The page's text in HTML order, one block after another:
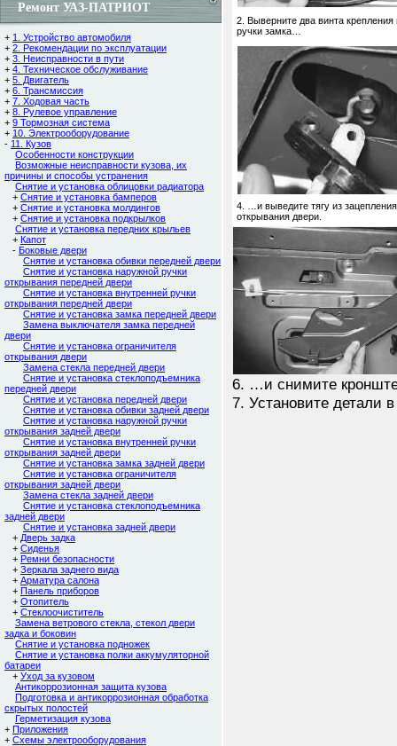
Ремонт УАЗ-ПАТРИОТ
+ 1. Устройство автомобиля
+ 2. Рекомендации по эксплуатации
+ 3. Неисправности в пути
+ 4. Техническое обслуживание
+ 5. Двигатель
+ 6. Трансмиссия
+ 7. Ходовая часть
+ 8. Рулевое управление
+ 9 Тормозная система
+ 10. Электрооборудование
- 11. Кузов
Особенности конструкции
Возможные неисправности кузова, их
причины и способы устранения
Снятие и установка облицовки радиатора
+ Снятие и установка бамперов
+ Снятие и установка молдингов
+ Снятие и установка подкрылков
Снятие и установка передних крыльев
+ Капот
- Боковые двери
Снятие и установка обивки передней двери
Снятие и установка наружной ручки
открывания передней двери
Снятие и установка внутренней ручки
открывания передней двери
Снятие и установка замка передней двери
Замена выключателя замка передней
двери
Снятие и установка ограничителя
открывания двери
Замена стекла передней двери
Снятие и установка стеклоподъемника
передней двери
Снятие и установка передней двери
Снятие и установка обивки задней двери
Снятие и установка наружной ручки
открывания задней двери
Снятие и установка внутренней ручки
открывания задней двери
Снятие и установка замка задней двери
Снятие и установка ограничителя
открывания задней двери
Замена стекла задней двери
Снятие и установка стеклоподъемника
задней двери
Снятие и установка задней двери
+ Дверь задка
+ Сиденья
+ Ремни безопасности
+ Зеркала заднего вида
+ Арматура салона
+ Панель приборов
+ Отопитель
+ Стеклоочиститель
Замена ветрового стекла, стекол двери
задка и боковин
Снятие и установка подножек
Снятие и установка полки аккумуляторной
батареи
+ Уход за кузовом
Антикоррозионная защита кузова
Подготовка и антикоррозионная обработка
скрытых полостей
Герметизация кузова
+ Приложения
+ Схемы электрооборудования
2. Выверните два винта крепления
ручки замка…
4. …и выведите тягу из
открывания двери.
6. …и снимите
7. Установите детали